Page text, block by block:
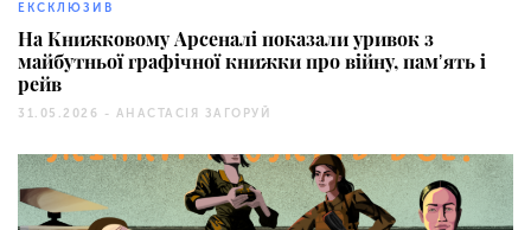
ЕКСКЛЮЗИВ
На Книжковому Арсеналі показали уривок з
майбутньої графічної книжки про війну, памʼять і
рейв
31.05.2026 - АНАСТАСІЯ ЗАГОРУЙ